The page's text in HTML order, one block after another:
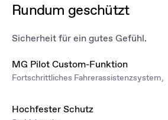
Rundum geschützt
Sicherheit für ein gutes Gefühl.
MG Pilot Custom-Funktion
Fortschrittliches Fahrerassistenzsystem,
Hochfester Schutz